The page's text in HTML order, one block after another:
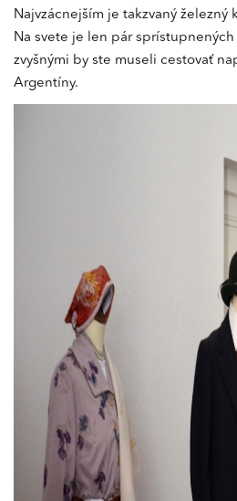
Najvzácnejším je takzvaný
Na svete je len pár sprístupnených
zvyšnými by ste museli cestovať
Argentíny.